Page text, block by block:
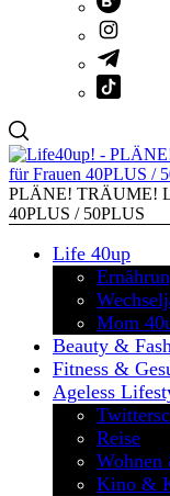
PLÄNE! TRÄUME!
40PLUS / 50PLUS
Life 40up
Mom
Beauty &
Fitness &
Ageless
Reise
Kino &